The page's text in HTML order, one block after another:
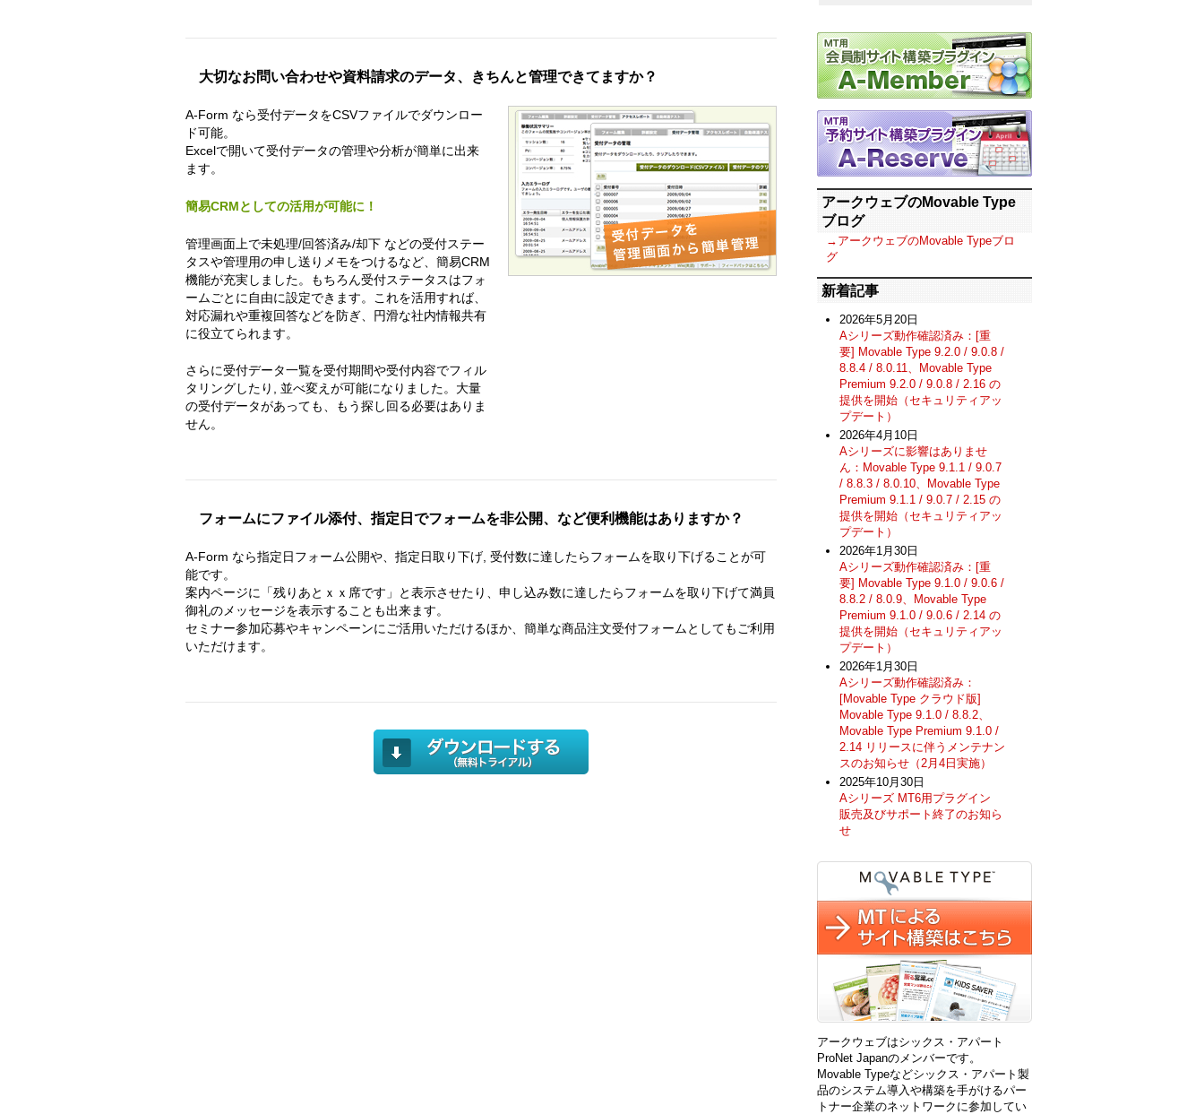
大切なお問い合わせや資料請求のデータ、きちんと管理できてますか？
A-Form なら受付データをCSVファイルでダウンロー
ド可能。
Excelで開いて受付データの管理や分析が簡単に出来
ます。
簡易CRMとしての活用が可能に！
管理画面上で未処理/回答済み/却下 などの受付ステー
タスや管理用の申し送りメモをつけるなど、簡易CRM
機能が充実しました。もちろん受付ステータスはフォ
ームごとに自由に設定できます。これを活用すれば、
対応漏れや重複回答などを防ぎ、円滑な社内情報共有
に役立てられます。
さらに受付データ一覧を受付期間や受付内容でフィル
タリングしたり, 並べ変えが可能になりました。大量
の受付データがあっても、もう探し回る必要はありま
せん。
フォームにファイル添付、指定日でフォームを非公開、など便利機能はありますか？
A-Form なら指定日フォーム公開や、指定日取り下げ, 受付数に達したらフォームを取り下げることが可
能です。
案内ページに「残りあとｘｘ席です」と表示させたり、申し込み数に達したらフォームを取り下げて満員
御礼のメッセージを表示することも出来ます。
セミナー参加応募やキャンペーンにご活用いただけるほか、簡単な商品注文受付フォームとしてもご利用
いただけます。
アークウェブのMovable Type
ブログ
→アークウェブのMovable Typeブロ
グ
新着記事
2026年5月20日
Aシリーズ動作確認済み：[重
要] Movable Type 9.2.0 / 9.0.8 /
8.8.4 / 8.0.11、Movable Type
Premium 9.2.0 / 9.0.8 / 2.16 の
提供を開始（セキュリティアッ
プデート）
2026年4月10日
Aシリーズに影響はありませ
ん：Movable Type 9.1.1 / 9.0.7
/ 8.8.3 / 8.0.10、Movable Type
Premium 9.1.1 / 9.0.7 / 2.15 の
提供を開始（セキュリティアッ
プデート）
2026年1月30日
Aシリーズ動作確認済み：[重
要] Movable Type 9.1.0 / 9.0.6 /
8.8.2 / 8.0.9、Movable Type
Premium 9.1.0 / 9.0.6 / 2.14 の
提供を開始（セキュリティアッ
プデート）
2026年1月30日
Aシリーズ動作確認済み：
[Movable Type クラウド版]
Movable Type 9.1.0 / 8.8.2、
Movable Type Premium 9.1.0 /
2.14 リリースに伴うメンテナン
スのお知らせ（2月4日実施）
2025年10月30日
Aシリーズ MT6用プラグイン
販売及びサポート終了のお知ら
せ
アークウェブはシックス・アパート
ProNet Japanのメンバーです。
Movable Typeなどシックス・アパート製
品のシステム導入や構築を手がけるパー
トナー企業のネットワークに参加してい